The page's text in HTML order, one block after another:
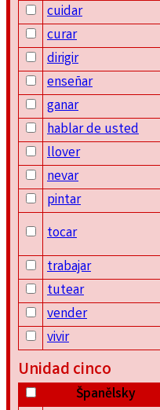
cuidar
curar
dirigir
enseñar
ganar
hablar de usted
llover
nevar
pintar
tocar
trabajar
tutear
vender
vivir
Unidad cinco
Španělsky